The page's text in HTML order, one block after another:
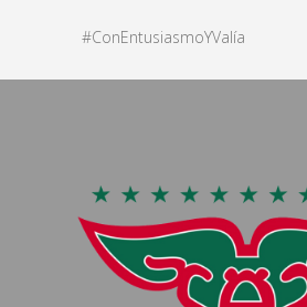
#ConEntusiasmoYValía